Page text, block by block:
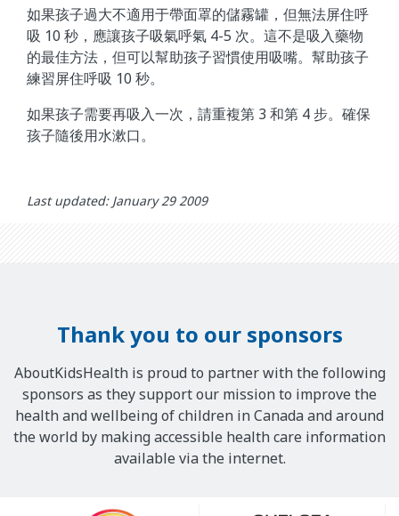
如果孩子過大不適用于帶面罩的儲霧罐，但無法屏住呼
吸 10 秒，應讓孩子吸氣呼氣 4-5 次。這不是吸入藥物
的最佳方法，但可以幫助孩子習慣使用吸嘴。幫助孩子
練習屏住呼吸 10 秒。
如果孩子需要再吸入一次，請重複第 3 和第 4 步。確保
孩子隨後用水漱口。
Last updated: January 29 2009
Thank you to our sponsors
AboutKidsHealth is proud to partner with the following
sponsors as they support our mission to improve the
health and wellbeing of children in Canada and around
the world by making accessible health care information
available via the internet.